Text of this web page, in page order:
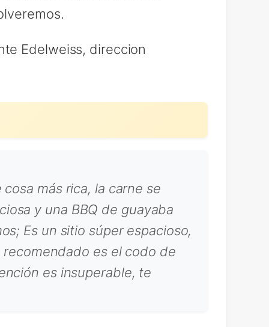
Edelweiss, direccion
más rica, la carne se
y una BBQ de guayaba
Es un sitio súper espacioso,
es el codo de
es insuperable, te